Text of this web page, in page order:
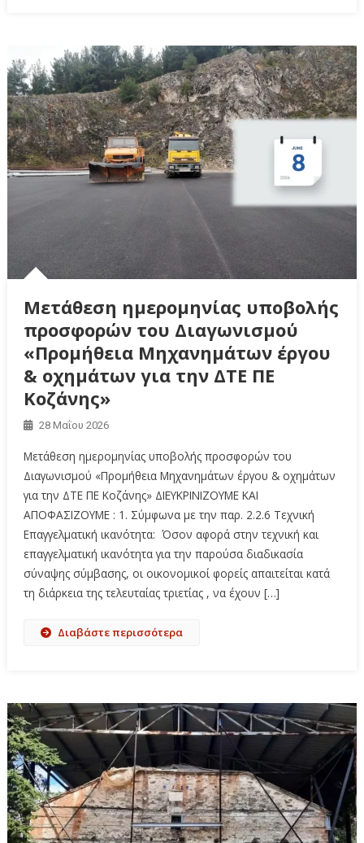
Μετάθεση ημερομηνίας υποβολής
προσφορών του Διαγωνισμού
«Προμήθεια Μηχανημάτων έργου
& οχημάτων για την ΔΤΕ ΠΕ
Κοζάνης»
28 Μαΐου 2026
Μετάθεση ημερομηνίας υποβολής προσφορών του
Διαγωνισμού «Προμήθεια Μηχανημάτων έργου & οχημάτων
για την ΔΤΕ ΠΕ Κοζάνης» ΔΙΕΥΚΡΙΝΙΖΟΥΜΕ ΚΑΙ
ΑΠΟΦΑΣΙΖΟΥΜΕ : 1. Σύμφωνα με την παρ. 2.2.6 Τεχνική
Επαγγελματική ικανότητα: Όσον αφορά στην τεχνική και
επαγγελματική ικανότητα για την παρούσα διαδικασία
σύναψης σύμβασης, οι οικονομικοί φορείς απαιτείται κατά
τη διάρκεια της τελευταίας τριετίας , να έχουν […]
Διαβάστε περισσότερα